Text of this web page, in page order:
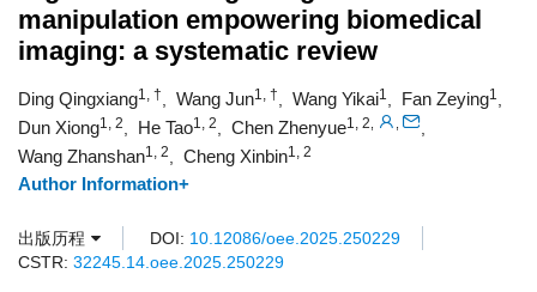
manipulation empowering biomedical
imaging: a systematic review
Ding Qingxiang1, † Wang Jun1, † Wang Yikai1 Fan Zeying1
Dun Xiong1, 2 He Tao1, 2 Chen Zhenyue1, 2
Wang Zhanshan1, 2 Cheng Xinbin1, 2
Author Information+
出版历程 DOI: 10.12086/oee.2025.250229
CSTR: 32245.14.oee.2025.250229